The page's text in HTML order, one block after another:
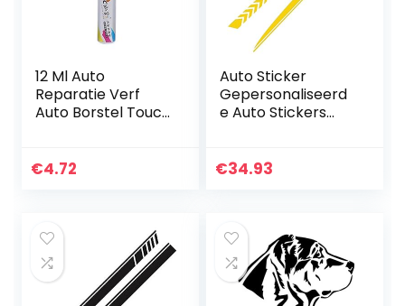
12 Ml Auto
Reparatie Verf
Auto Borstel Touch
Auto Borstel Auto
€4.72
Auto Sticker
Gepersonaliseerd
e Auto Stickers
Auto Styling Stick
€34.93